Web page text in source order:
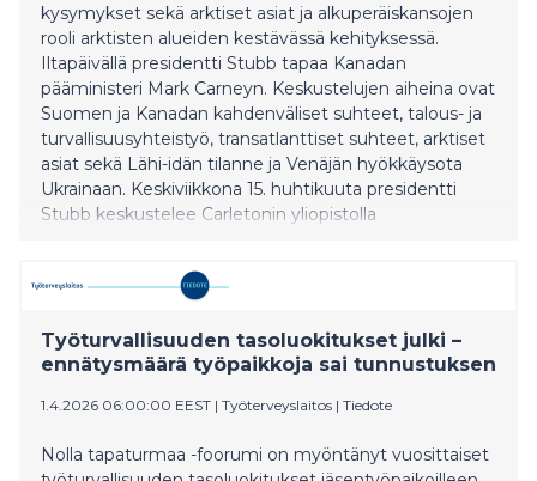
kysymykset sekä arktiset asiat ja alkuperäiskansojen
rooli arktisten alueiden kestävässä kehityksessä.
Iltapäivällä presidentti Stubb tapaa Kanadan
pääministeri Mark Carneyn. Keskustelujen aiheina ovat
Suomen ja Kanadan kahdenväliset suhteet, talous- ja
turvallisuusyhteistyö, transatlanttiset suhteet, arktiset
asiat sekä Lähi-idän tilanne ja Venäjän hyökkäysota
Ukrainaan. Keskiviikkona 15. huhtikuuta presidentti
Stubb keskustelee Carletonin yliopistolla
presidentti Stubb osallistuu yritysseminaariin, jossa hän
Työturvallisuuden tasoluokitukset julki –
ennätysmäärä työpaikkoja sai tunnustuksen
1.4.2026 06:00:00 EEST | Työterveyslaitos | Tiedote
Nolla tapaturmaa -foorumi on myöntänyt vuosittaiset